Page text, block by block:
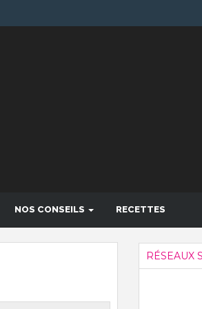
NOS CONSEILS RECETTES
RÉSEAUX